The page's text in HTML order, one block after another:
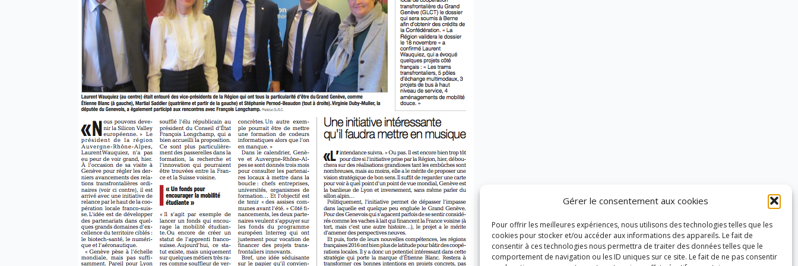
Gérer le consentement aux cookies
Pour offrir les meilleures expériences, nous utilisons des technologies telles que les
cookies pour stocker et/ou accéder aux informations des appareils. Le fait de
consentir à ces technologies nous permettra de traiter des données telles que le
comportement de navigation ou les ID uniques sur ce site. Le fait de ne pas consentir